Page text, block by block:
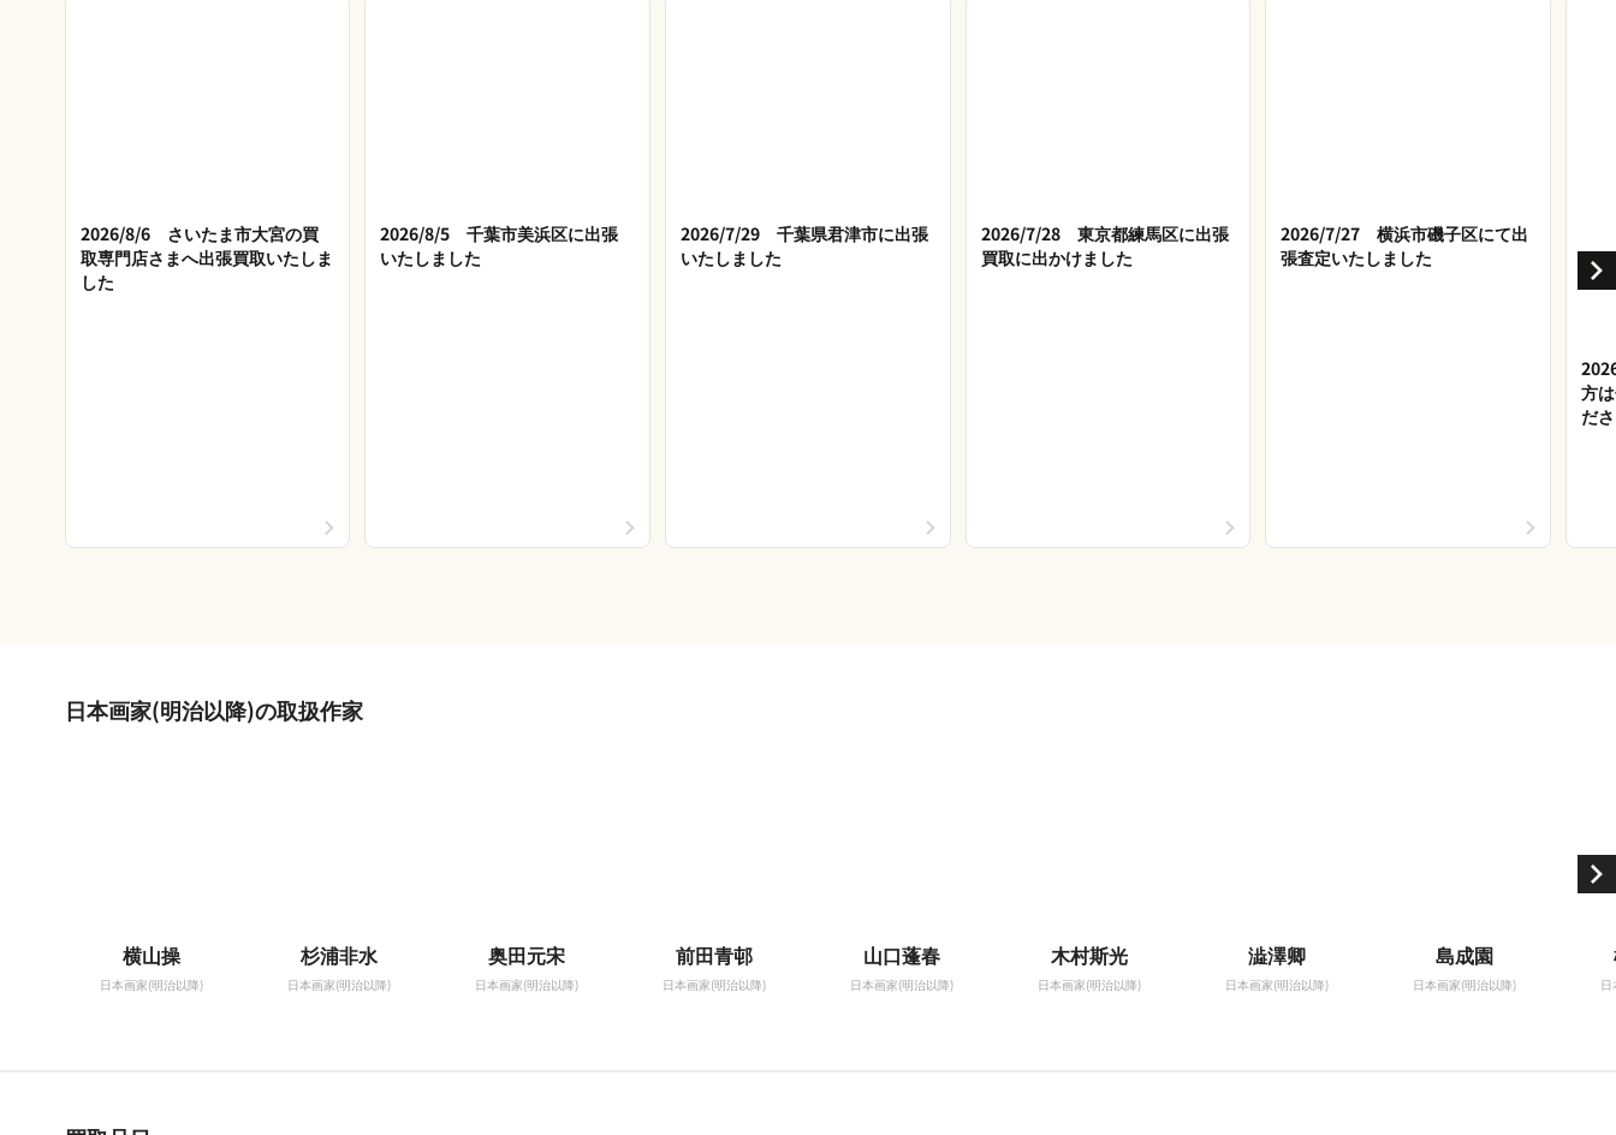
2026/8/6 さいたま市大宮の買
取専門店さまへ出張買取いたしま
した
2026/8/5 千葉市美浜区に出張
いたしました
2026/7/29 千葉県君津市に出張
いたしました
2026/7/28 東京都練馬区に出張
買取に出かけました
2026/7/27 横浜市磯子区にて出
張査定いたしました
方
だ
日本画家(明治以降)の取扱作家
横山操
日本画家(明治以降)
杉浦非水
日本画家(明治以降)
奥田元宋
日本画家(明治以降)
前田青邨
日本画家(明治以降)
山口蓬春
日本画家(明治以降)
木村斯光
日本画家(明治以降)
澁澤卿
日本画家(明治以降)
島成園
日本画家(明治以降)